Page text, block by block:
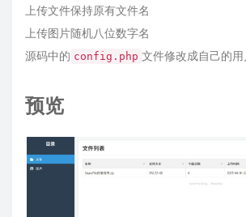
上传文件保持原有文件名
上传图片随机八位数字名
源码中的 config.php 文件修改成自己的
预览